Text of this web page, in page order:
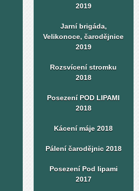
2019
Jarní brigáda,
Velikonoce, čarodějnice
2019
Rozsvícení stromku
2018
Posezení POD LIPAMI
2018
Kácení máje 2018
Pálení čarodějnic 2018
Posezení Pod lipami
2017